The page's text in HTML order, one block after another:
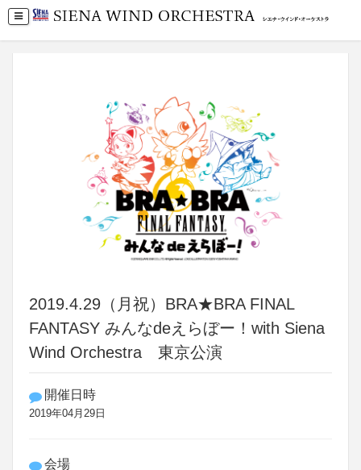
2019.4.29（月祝）BRA★BRA FINAL
FANTASY みんなdeえらぼー！with Siena
Wind Orchestra 東京公演
開催日時
2019年04月29日
会場